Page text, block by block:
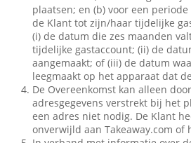
plaatsen; en (b) voor een
de Klant tot zijn/haar tijdelijke
(i) de datum die zes maanden
tijdelijke gastaccount; (ii) de
aangemaakt; of (iii) de datum
leegmaakt op het apparaat dat
De Overeenkomst kan alleen
adresgegevens verstrekt bij het
een adres niet nodig. De Klant
onverwijld aan Takeaway.com